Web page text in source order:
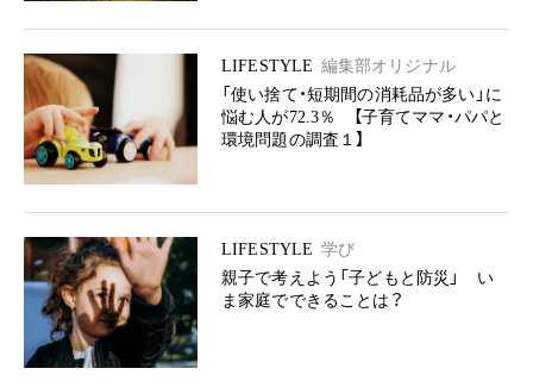
LIFESTYLE 編集部オリジナル
「使い捨て・短期間の消耗品が多い」に
悩む人が72.3％ 【子育てママ・パパと
環境問題の調査１】
LIFESTYLE 学び
親子で考えよう「子どもと防災」 い
ま家庭でできることは？